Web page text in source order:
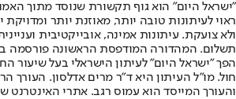
"ישראל היום" הוא גוף תקשורת שנוסד מתוך
ראוי לעיתונות טובה יותר, מאוזנת יותר
ולא צועקת. עיתונות אמינה, אובייקטיבית
הפך "ישראל היום" לעיתון הישראלי בעל שיעור
חול. מו"ל העיתון היא ד"ר מרים אדלסון. העורך
והעורך המייסד הוא עמוס רגב. אתרי האינטרנט